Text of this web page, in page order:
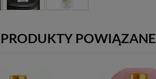
POWIĄZANE